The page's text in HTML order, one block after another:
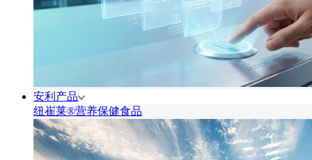
安利产品
纽崔莱®营养保健食品